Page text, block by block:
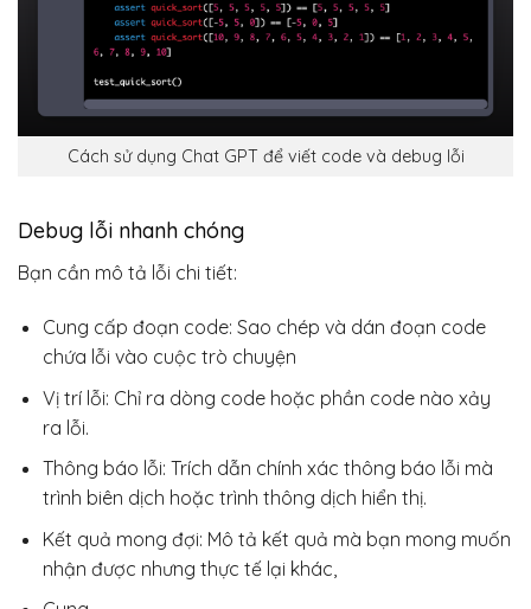
Cách sử dụng Chat GPT để viết code và debug lỗi
Debug lỗi nhanh chóng
Bạn cần mô tả lỗi chi tiết:
Cung cấp đoạn code: Sao chép và dán đoạn code
chứa lỗi vào cuộc trò chuyện
Vị trí lỗi: Chỉ ra dòng code hoặc phần code nào xảy
ra lỗi.
Thông báo lỗi: Trích dẫn chính xác thông báo lỗi mà
trình biên dịch hoặc trình thông dịch hiển thị.
Kết quả mong đợi: Mô tả kết quả mà bạn mong muốn
nhận được nhưng thực tế lại khác,